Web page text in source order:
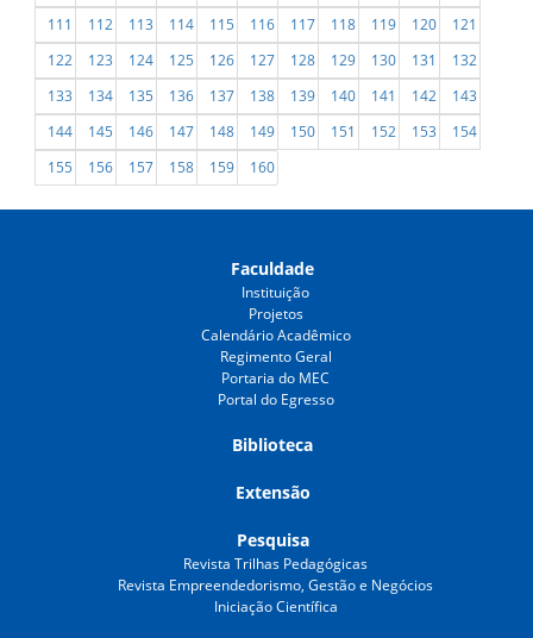
111
112 113 114 115 116 117 118 119 120
121
122
123 124 125 126 127 128 129 130 131
132
133
134 135 136 137 138 139 140 141 142
143
144
145 146 147 148 149 150 151 152 153
154
155
156 157 158 159 160
Faculdade
Instituição
Projetos
Calendário Acadêmico
Regimento Geral
Portaria do MEC
Portal do Egresso
Biblioteca
Extensão
Pesquisa
Revista Trilhas Pedagógicas
Revista Empreendedorismo, Gestão e Negócios
Iniciação Científica